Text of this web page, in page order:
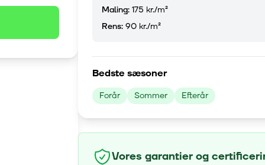
Maling: 175 kr./m²
Rens: 90 kr./m²
Bedste sæsoner
Forår Sommer Efterår
Vores garantier og